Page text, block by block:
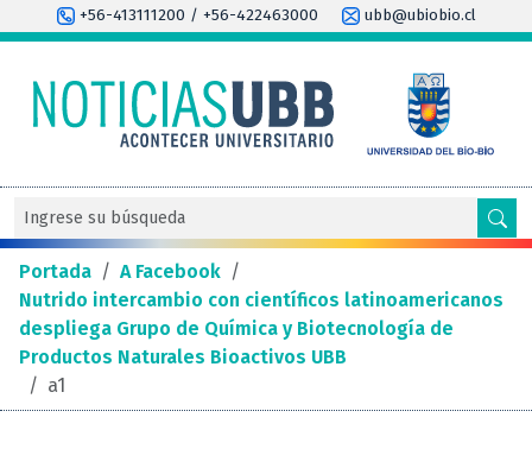
+56-413111200 / +56-422463000 ubb@ubiobio.cl
Portada / A Facebook /
Nutrido intercambio con científicos latinoamericanos
despliega Grupo de Química y Biotecnología de
Productos Naturales Bioactivos UBB
/ a1